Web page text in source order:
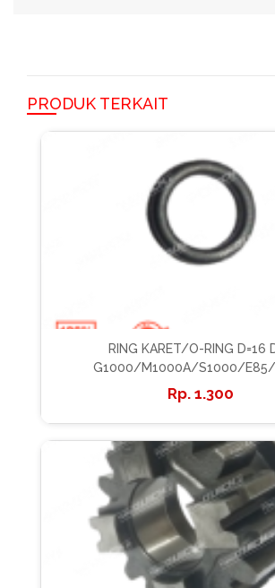
PRODUK TERKAIT
RING KARET/O-RING D=16
G1000/M1000A/S1000/
1.300